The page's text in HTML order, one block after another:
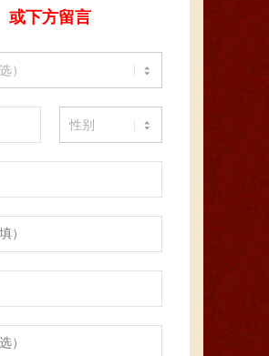
或下方留言